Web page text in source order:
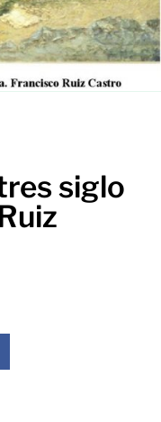
siglo